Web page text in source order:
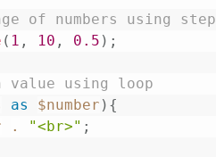
of numbers using step
( 1 , 10 , 0.5 ) ;
using loop
as $number ) {
. "<br>" ;